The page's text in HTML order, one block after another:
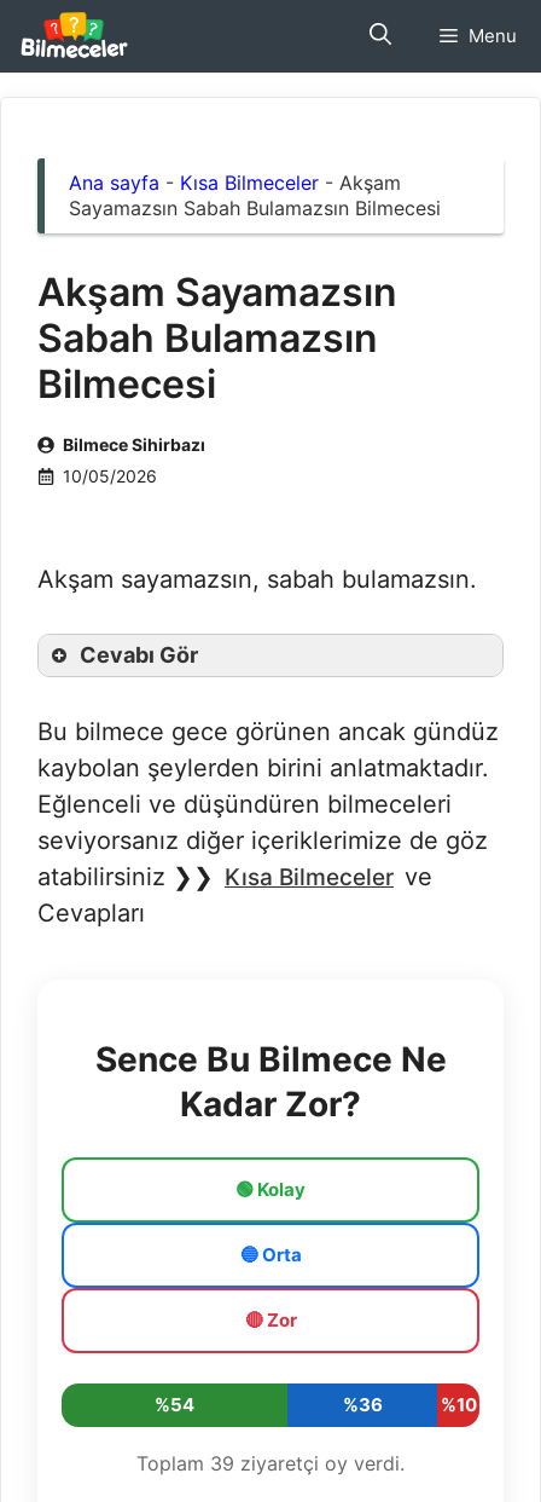
İçeriğe
atla
Menu
Ana sayfa - Kısa Bilmeceler - Akşam
Sayamazsın Sabah Bulamazsın Bilmecesi
Akşam Sayamazsın
Sabah Bulamazsın
Bilmecesi
Bilmece Sihirbazı
10/05/2026
Akşam sayamazsın, sabah bulamazsın.
Cevabı Gör
Bu bilmece gece görünen ancak gündüz
kaybolan şeylerden birini anlatmaktadır.
Eğlenceli ve düşündüren bilmeceleri
seviyorsanız diğer içeriklerimize de göz
atabilirsiniz ❯❯ Kısa Bilmeceler ve
Cevapları
Sence Bu Bilmece Ne
Kadar Zor?
🟢 Kolay
🔵 Orta
🔴 Zor
%54 %36 %10
Toplam 39 ziyaretçi oy verdi.